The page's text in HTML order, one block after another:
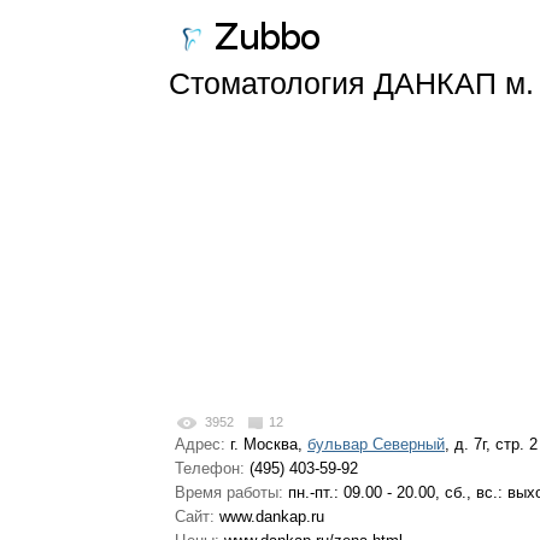
Стоматология ДАНКАП
3952 12
Адрес: г. Москва, бульвар Северный, д. 7г, стр. 2
Телефон: (495) 403-59-92
Время работы: пн.-пт.: 09.00 - 20.00, сб., вс.:
Сайт: www.dankap.ru